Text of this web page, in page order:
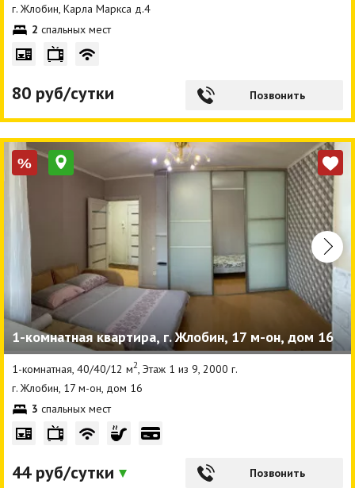
г. Жлобин, Карла Маркса д.4
2 спальных мест
80 руб/сутки Позвонить
%
1-комнатная квартира, г. Жлобин, 17 м-он, дом 16
1-комнатная, 40/40/12 м2, Этаж 1 из 9, 2000 г.
г. Жлобин, 17 м-он, дом 16
3 спальных мест
44 руб/сутки Позвонить